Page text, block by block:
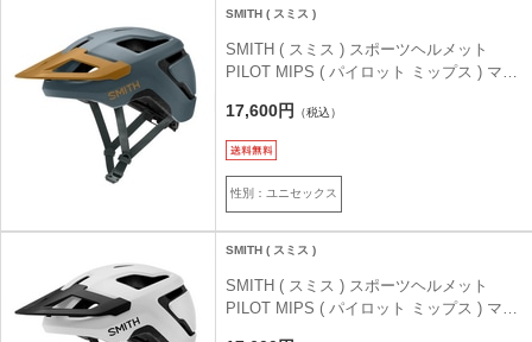
SMITH ( スミス )
SMITH ( スミス ) スポーツヘルメット
PILOT MIPS ( パイロット ミップス ) マッ
17,600円 （税込）
性別：ユニセックス
SMITH ( スミス )
SMITH ( スミス ) スポーツヘルメット
PILOT MIPS ( パイロット ミップス ) マッ